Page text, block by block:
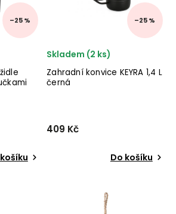
nábytek ✅ kvalit...
–25 % –25 %
Zahradní konvice KEYRA 1,4 L
černá
Skladem (2 ks)
409 Kč
Do košíku
stylového nábytku
BIZZOTTO v provedení